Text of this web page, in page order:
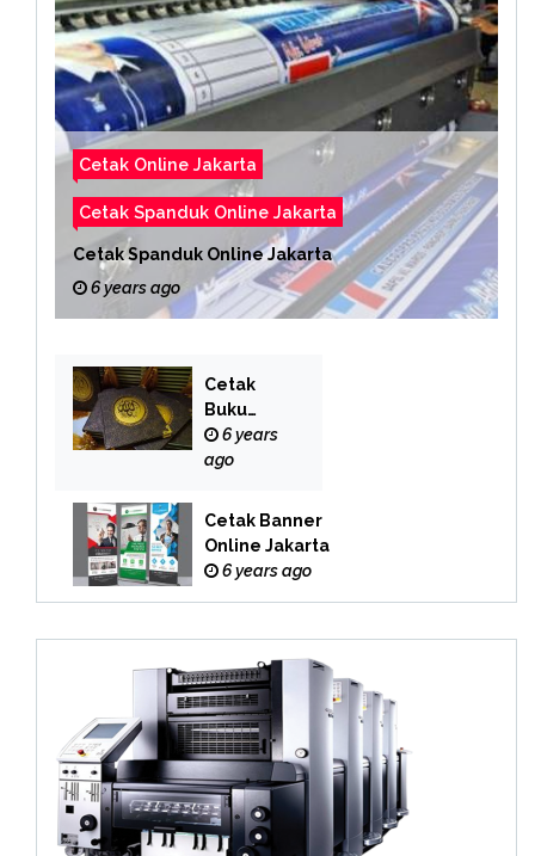
Cetak Online Jakarta
Cetak Spanduk Online Jakarta
Cetak Spanduk Online Jakarta
6 years ago
Cetak
Buku
Yasin
Online
6 years
ago
Cetak Banner
Online Jakarta
6 years ago